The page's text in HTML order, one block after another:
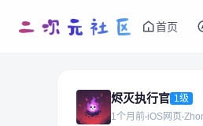
首页
烬灭执行官 1级
1个月前 iOS网页